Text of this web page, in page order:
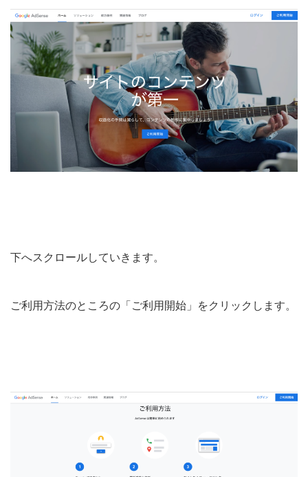
下へスクロールしていきます。
ご利用方法のところの「ご利用開始」をクリックします。